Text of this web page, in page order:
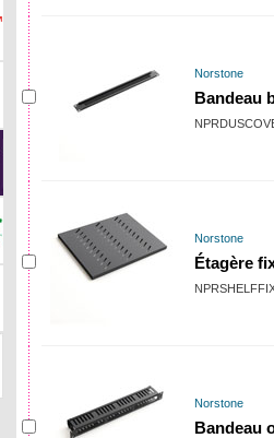
Norstone
Bandeau
Norstone
Étagère
Norstone
Bandeau